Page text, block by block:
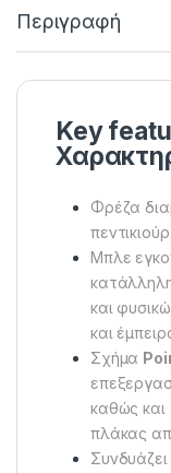
Περιγραφή
Key
Φρέζα
πεντικιούρ.
Μπλε
και
και
Σχήμα
καθώς και
πλάκας